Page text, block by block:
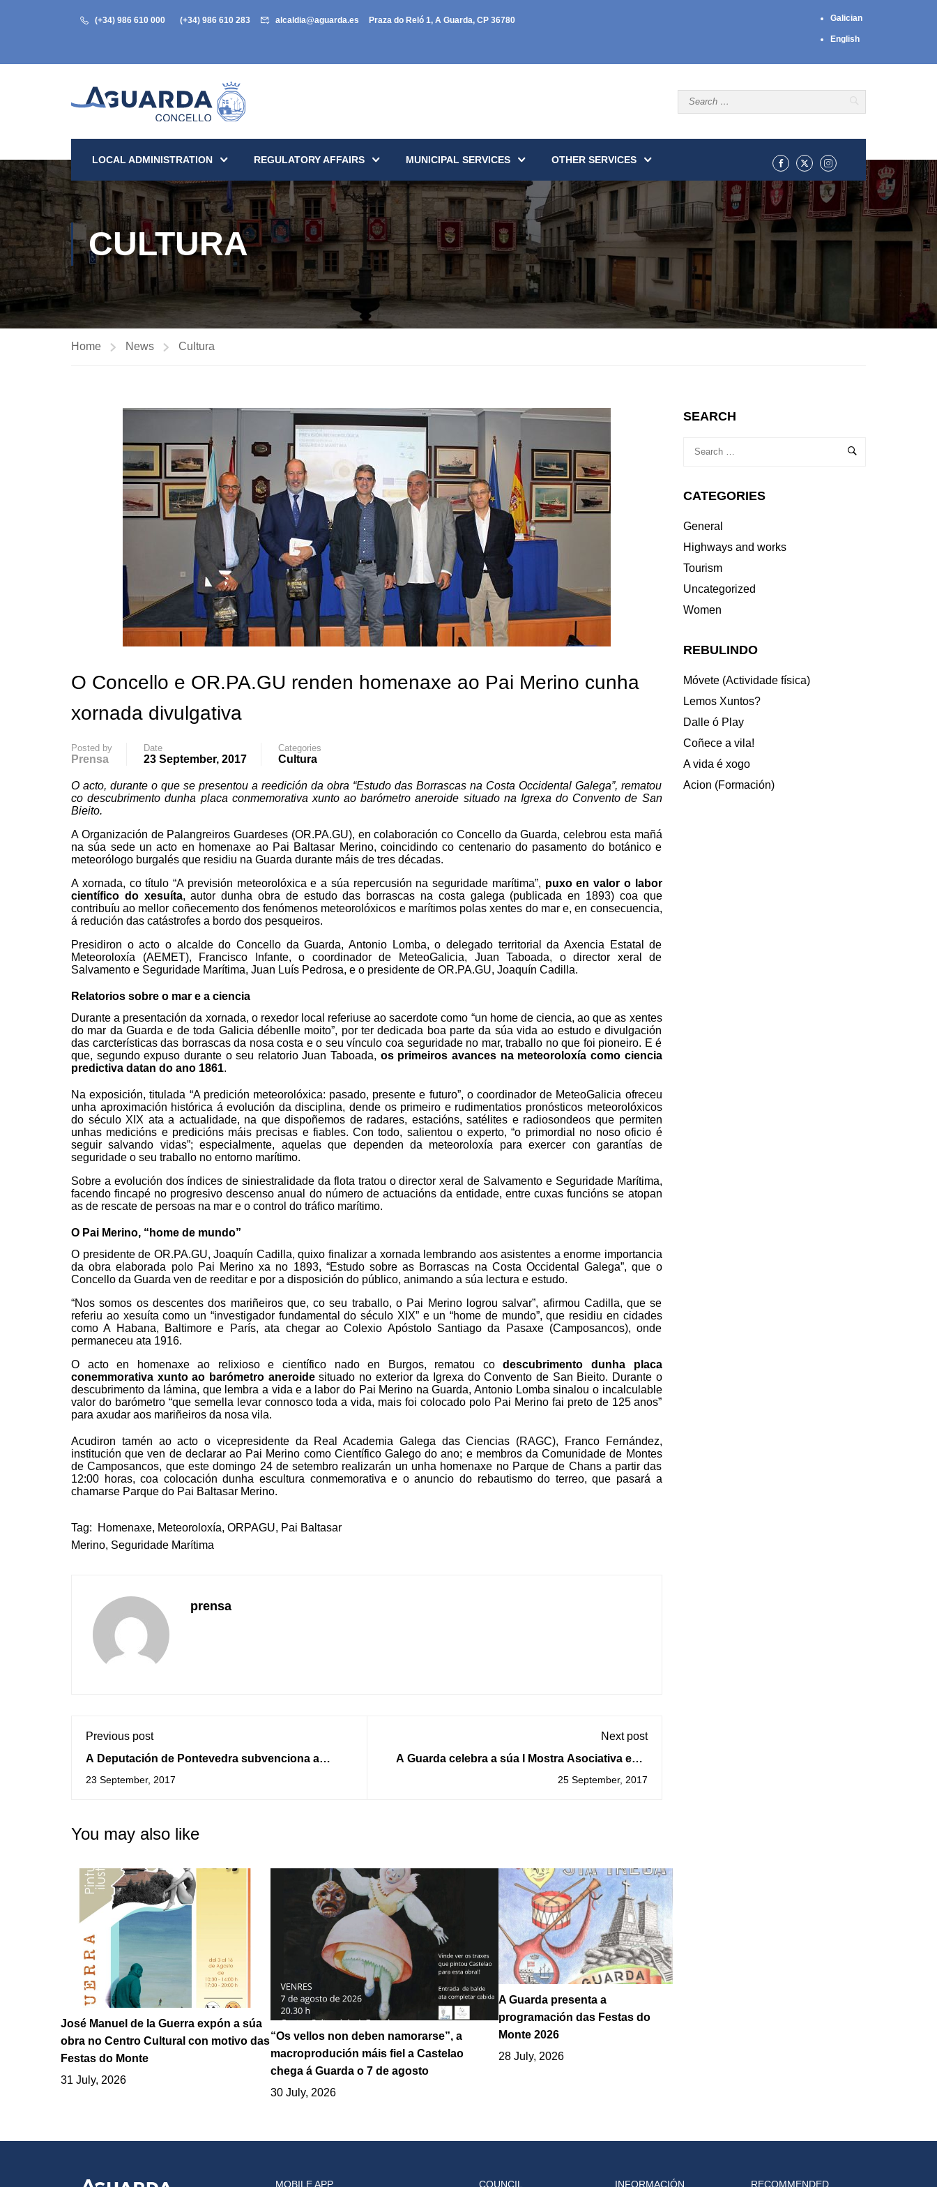
(+34) 986 610 000 (+34) 986 610 283 alcaldia@aguarda.es Praza do Reló 1, A Guarda, CP 36780 Galician
English
LOCAL ADMINISTRATION REGULATORY AFFAIRS MUNICIPAL SERVICES OTHER SERVICES
CULTURA
Home News Cultura
O Concello e OR.PA.GU renden homenaxe ao Pai Merino cunha
xornada divulgativa
Posted by
Prensa
Date
23 September, 2017
Categories
Cultura
O acto, durante o que se presentou a reedición da obra “Estudo das Borrascas na Costa Occidental Galega”, rematou
co descubrimento dunha placa conmemorativa xunto ao barómetro aneroide situado na Igrexa do Convento de San
Bieito.
A Organización de Palangreiros Guardeses (OR.PA.GU), en colaboración co Concello da Guarda, celebrou esta mañá
na súa sede un acto en homenaxe ao Pai Baltasar Merino, coincidindo co centenario do pasamento do botánico e
meteorólogo burgalés que residiu na Guarda durante máis de tres décadas.
A xornada, co título “A previsión meteorolóxica e a súa repercusión na seguridade marítima”, puxo en valor o labor
científico do xesuíta, autor dunha obra de estudo das borrascas na costa galega (publicada en 1893) coa que
contribuíu ao mellor coñecemento dos fenómenos meteorolóxicos e marítimos polas xentes do mar e, en consecuencia,
á redución das catástrofes a bordo dos pesqueiros.
Presidiron o acto o alcalde do Concello da Guarda, Antonio Lomba, o delegado territorial da Axencia Estatal de
Meteoroloxía (AEMET), Francisco Infante, o coordinador de MeteoGalicia, Juan Taboada, o director xeral de
Salvamento e Seguridade Marítima, Juan Luís Pedrosa, e o presidente de OR.PA.GU, Joaquín Cadilla.
Relatorios sobre o mar e a ciencia
Durante a presentación da xornada, o rexedor local referiuse ao sacerdote como “un home de ciencia, ao que as xentes
do mar da Guarda e de toda Galicia débenlle moito”, por ter dedicada boa parte da súa vida ao estudo e divulgación
das carcterísticas das borrascas da nosa costa e o seu vínculo coa seguridade no mar, traballo no que foi pioneiro. E é
que, segundo expuso durante o seu relatorio Juan Taboada, os primeiros avances na meteoroloxía como ciencia
predictiva datan do ano 1861.
Na exposición, titulada “A predición meteorolóxica: pasado, presente e futuro”, o coordinador de MeteoGalicia ofreceu
unha aproximación histórica á evolución da disciplina, dende os primeiro e rudimentatios pronósticos meteorolóxicos
do século XIX ata a actualidade, na que dispoñemos de radares, estacións, satélites e radiosondeos que permiten
unhas medicións e predicións máis precisas e fiables. Con todo, salientou o experto, “o primordial no noso oficio é
seguir salvando vidas”; especialmente, aquelas que dependen da meteoroloxía para exercer con garantías de
seguridade o seu traballo no entorno marítimo.
Sobre a evolución dos índices de siniestralidade da flota tratou o director xeral de Salvamento e Seguridade Marítima,
facendo fincapé no progresivo descenso anual do número de actuacións da entidade, entre cuxas funcións se atopan
as de rescate de persoas na mar e o control do tráfico marítimo.
O Pai Merino, “home de mundo”
O presidente de OR.PA.GU, Joaquín Cadilla, quixo finalizar a xornada lembrando aos asistentes a enorme importancia
da obra elaborada polo Pai Merino xa no 1893, “Estudo sobre as Borrascas na Costa Occidental Galega”, que o
Concello da Guarda ven de reeditar e por a disposición do público, animando a súa lectura e estudo.
“Nos somos os descentes dos mariñeiros que, co seu traballo, o Pai Merino logrou salvar”, afirmou Cadilla, que se
referiu ao xesuíta como un “investigador fundamental do século XIX” e un “home de mundo”, que residiu en cidades
como A Habana, Baltimore e París, ata chegar ao Colexio Apóstolo Santiago da Pasaxe (Camposancos), onde
permaneceu ata 1916.
O acto en homenaxe ao relixioso e científico nado en Burgos, rematou codescubrimento dunha placa
conemmorativa xunto ao barómetro aneroidesituado no exterior da Igrexa do Convento de San Bieito. Durante o
descubrimento da lámina, que lembra a vida e a labor do Pai Merino na Guarda, Antonio Lomba sinalou o incalculable
valor do barómetro “que semella levar connosco toda a vida, mais foi colocado polo Pai Merino fai preto de 125 anos”
para axudar aos mariñeiros da nosa vila.
Acudiron tamén ao acto o vicepresidente da Real Academia Galega das Ciencias (RAGC), Franco Fernández,
institución que ven de declarar ao Pai Merino como Científico Galego do ano; e membros da Comunidade de Montes
de Camposancos, que este domingo 24 de setembro realizarán un unha homenaxe no Parque de Chans a partir das
12:00 horas, coa colocación dunha escultura conmemorativa e o anuncio do rebautismo do terreo, que pasará a
chamarse Parque do Pai Baltasar Merino.
Tag: Homenaxe, Meteoroloxía, ORPAGU, Pai Baltasar
Merino, Seguridade Marítima
prensa
Previous post
A Deputación de Pontevedra subvenciona a
promoción e mellora do Castelo de Santa Cruz
23 September, 2017
Next post
A Guarda celebra a súa I Mostra Asociativa este
sábado na contorna do Centro Cultural
25 September, 2017
You may also like
José Manuel de la Guerra expón a súa
obra no Centro Cultural con motivo das
Festas do Monte
31 July, 2026
“Os vellos non deben namorarse”, a
macroprodución máis fiel a Castelao
chega á Guarda o 7 de agosto
30 July, 2026
A Guarda presenta a
programación das Festas do
Monte 2026
28 July, 2026
SEARCH
CATEGORIES
General
Highways and works
Tourism
Uncategorized
Women
REBULINDO
Móvete (Actividade física)
Lemos Xuntos?
Dalle ó Play
Coñece a vila!
A vida é xogo
Acion (Formación)
MOBILE APP COUNCIL INFORMACIÓN RECOMMENDED